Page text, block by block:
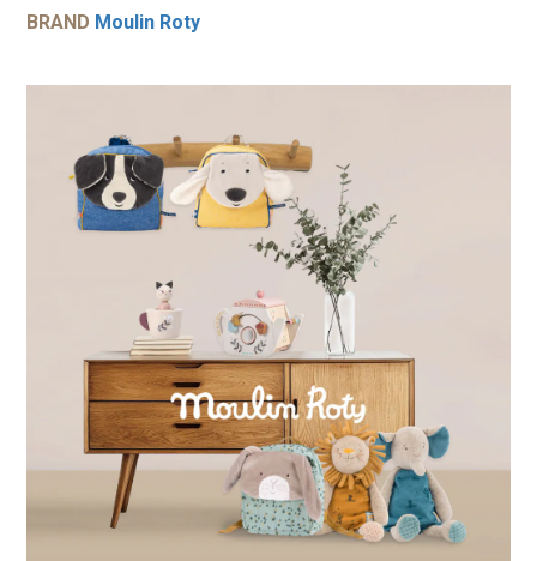
BRAND Moulin Roty